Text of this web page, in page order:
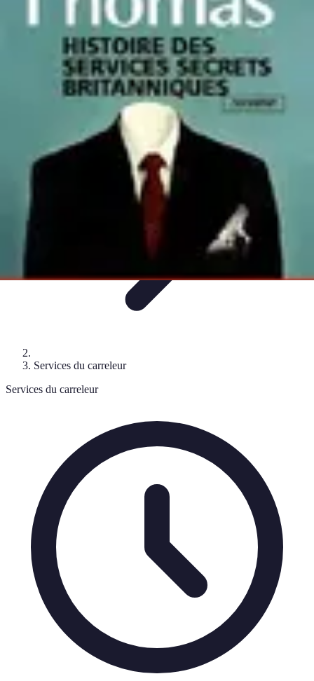
Services
Engager un CarreleurCarrelage Salle de Bain Choix de
Sélection du Carreleur
Services Carreleur
Services du carreleur
Services du carreleur